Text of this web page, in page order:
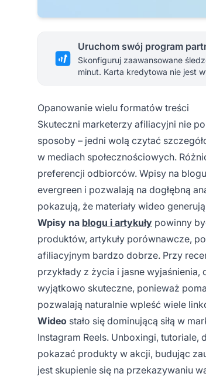
Skonfiguruj zaawansowane
minut. Karta kredytowa nie jest
Opanowanie wielu formatów treści
Skuteczni marketerzy afiliacyjni nie
sposoby – jedni wolą czytać
w mediach społecznościowych.
preferencji odbiorców. Wpisy na
evergreen i pozwalają na dogłębną
pokazują, że materiały wideo
Wpisy na blogu i artykuły powinny
produktów, artykuły porównawcze,
afiliacyjnym bardzo dobrze. Przy
przykłady z życia i jasne
wyjątkowo skuteczne, ponieważ
pozwalają naturalnie wpleść wiele
Wideo stało się dominującą siłą w
Instagram Reels. Unboxingi,
pokazać produkty w akcji, budując
jest skupienie się na przekazywaniu